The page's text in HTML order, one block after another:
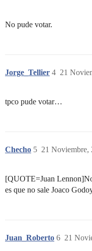
No pude votar.
Jorge_Tellier 21
4
tpco pude votar…
Checho 21 Noviembre,
5
[QUOTE=Juan
es que no sale Joaco
Juan_Roberto 21
6